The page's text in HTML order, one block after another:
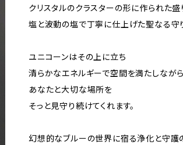
クリスタルのクラスターの形に作られた
塩と波動の塩で丁寧に仕上げた聖なる守
ユニコーンはその上に立ち
清らかなエネルギーで空間を満たしながら
あなたと大切な場所を
そっと見守り続けてくれます。
幻想的なブルーの世界に宿る浄化と守護